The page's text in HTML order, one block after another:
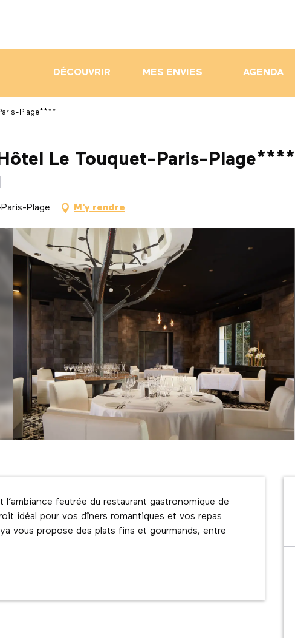
DÉCOUVRIR MES ENVIES AGENDA
Plage****
Le Touquet-Paris-Plage****
Plage M'y rendre
feutrée du restaurant gastronomique de
idéal pour vos dîners romantiques et vos repas
vous propose des plats fins et gourmands, entre